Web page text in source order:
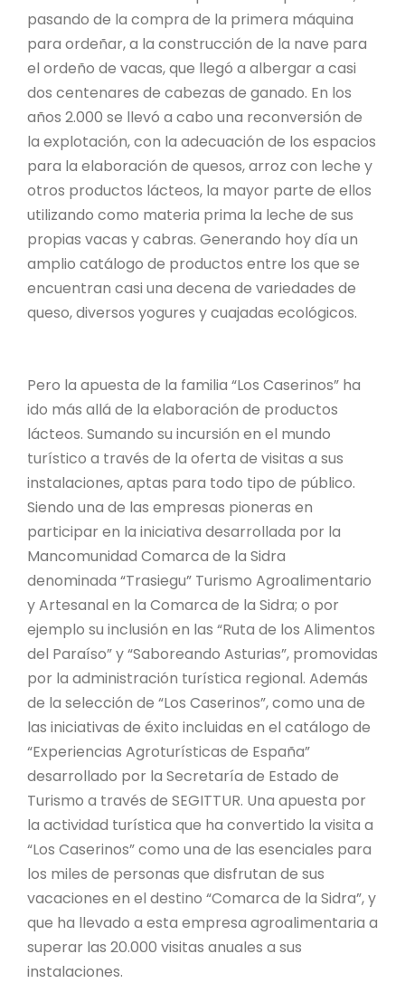
pasando de la compra de la primera máquina
para ordeñar, a la construcción de la nave para
el ordeño de vacas, que llegó a albergar a casi
dos centenares de cabezas de ganado. En los
años 2.000 se llevó a cabo una reconversión de
la explotación, con la adecuación de los espacios
para la elaboración de quesos, arroz con leche y
otros productos lácteos, la mayor parte de ellos
utilizando como materia prima la leche de sus
propias vacas y cabras. Generando hoy día un
amplio catálogo de productos entre los que se
encuentran casi una decena de variedades de
queso, diversos yogures y cuajadas ecológicos.
Pero la apuesta de la familia “Los Caserinos” ha
ido más allá de la elaboración de productos
lácteos. Sumando su incursión en el mundo
turístico a través de la oferta de visitas a sus
instalaciones, aptas para todo tipo de público.
Siendo una de las empresas pioneras en
participar en la iniciativa desarrollada por la
Mancomunidad Comarca de la Sidra
denominada “Trasiegu” Turismo Agroalimentario
y Artesanal en la Comarca de la Sidra; o por
ejemplo su inclusión en las “Ruta de los Alimentos
del Paraíso” y “Saboreando Asturias”, promovidas
por la administración turística regional. Además
de la selección de “Los Caserinos”, como una de
las iniciativas de éxito incluidas en el catálogo de
“Experiencias Agroturísticas de España”
desarrollado por la Secretaría de Estado de
Turismo a través de SEGITTUR. Una apuesta por
la actividad turística que ha convertido la visita a
“Los Caserinos” como una de las esenciales para
los miles de personas que disfrutan de sus
vacaciones en el destino “Comarca de la Sidra”, y
que ha llevado a esta empresa agroalimentaria a
superar las 20.000 visitas anuales a sus
instalaciones.